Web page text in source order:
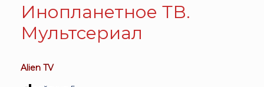
Инопланетное ТВ.
Мультсериал
Alien TV